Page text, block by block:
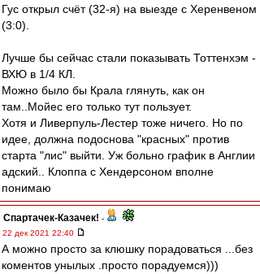
Гус открыл счёт (32-я) на выезде с Херенвеном
(3:0).
Лучше бы сейчас стали показывать Тоттенхэм -
ВХЮ в 1/4 КЛ.
Можно было бы Крала глянуть, как он
там..Мойес его только тут пользует.
Хотя и Ливерпуль-Лестер тоже ничего. Но по
идее, должна подоснова "красных" против
старта "лис" выйти. Уж больно график в Англии
адский.. Клоппа с Хендерсоном вполне
понимаю
Спартачек-Казачек! -
22 дек 2021 22:40
А можно просто за клюшку порадоваться ...без
коментов унылых .просто порадуемся)))